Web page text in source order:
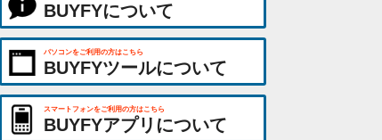
BUYFYについて
パソコンをご利用の方はこちら
BUYFYツールについて
スマートフォンをご利用の方はこちら
BUYFYアプリについて